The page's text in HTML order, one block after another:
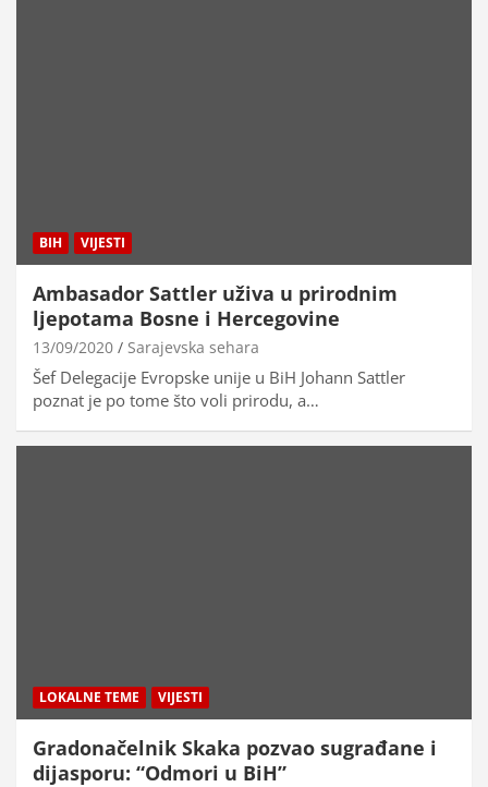
BIH VIJESTI
Ambasador Sattler uživa u prirodnim
ljepotama Bosne i Hercegovine
13/09/2020 Sarajevska sehara
Šef Delegacije Evropske unije u BiH Johann Sattler
poznat je po tome što voli prirodu, a…
LOKALNE TEME VIJESTI
Gradonačelnik Skaka pozvao sugrađane i
dijasporu: “Odmori u BiH”